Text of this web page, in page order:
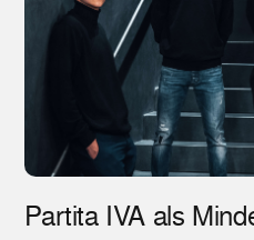
Partita IVA als